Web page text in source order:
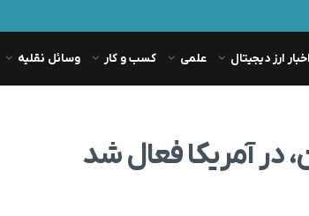
اخبار ارز دیجیتال علمی کسب و کار وسائل نقلیه